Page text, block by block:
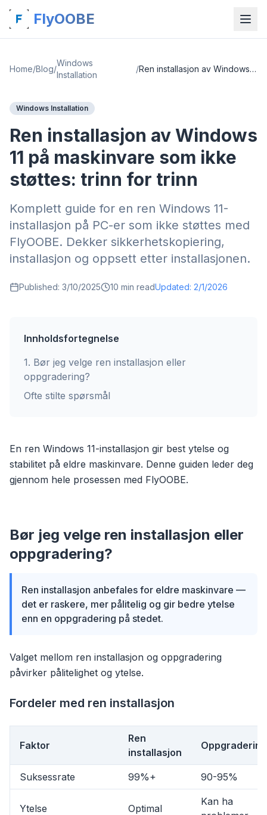
FlyOOBE
Home/Blog/
Windows
Installation
/ Ren installasjon av Windows 11 på maskinvare som ikke støttes: trinn for trinn
Windows Installation
Ren installasjon av Windows
11 på maskinvare som ikke
støttes: trinn for trinn
Komplett guide for en ren Windows 11-
installasjon på PC-er som ikke støttes med
FlyOOBE. Dekker sikkerhetskopiering,
installasjon og oppsett etter installasjonen.
Published: 3/10/2025 10 min readUpdated: 2/1/2026
Innholdsfortegnelse
1. Bør jeg velge ren installasjon eller
oppgradering?
Ofte stilte spørsmål
En ren Windows 11-installasjon gir best ytelse og
stabilitet på eldre maskinvare. Denne guiden leder deg
gjennom hele prosessen med FlyOOBE.
Bør jeg velge ren installasjon eller
oppgradering?
Ren installasjon anbefales for eldre maskinvare —
det er raskere, mer pålitelig og gir bedre ytelse
enn en oppgradering på stedet.
Valget mellom ren installasjon og oppgradering
påvirker pålitelighet og ytelse.
Fordeler med ren installasjon
Faktor
Ren
installasjon
Oppgradering
Suksessrate 99%+ 90-95%
Ytelse Optimal
Kan ha